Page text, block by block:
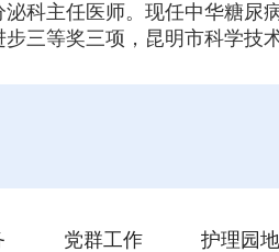
科主任医师。现任中华糖尿
三等奖三项，昆明市科学技
党群工作 护理园地